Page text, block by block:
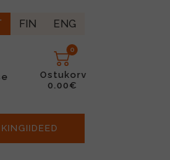
FIN ENG
0
Ostukorv
0.00€
KINGIIDEED